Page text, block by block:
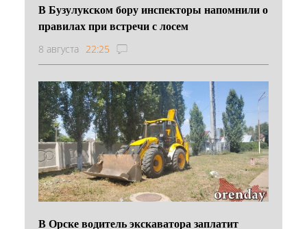
В Бузулукском бору инспекторы напомнили о
правилах при встречи с лосем
8 августа 22:25
В Орске водитель экскаватора заплатит